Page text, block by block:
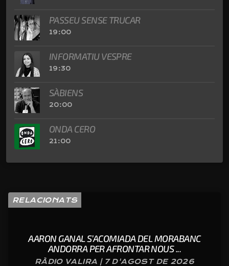
PASSEU SENSE TRUCAR
19:00
INFORMATIU VESPRE
19:30
SÀBIENS
20:00
ONDA CERO
21:00
RELACIONATS
AARON GANAL S’ACOMIADA DEL MORABANC
ANDORRA PER AFRONTAR NOUS ...
RÀDIO VALIRA | 7 D'AGOST DE 2026